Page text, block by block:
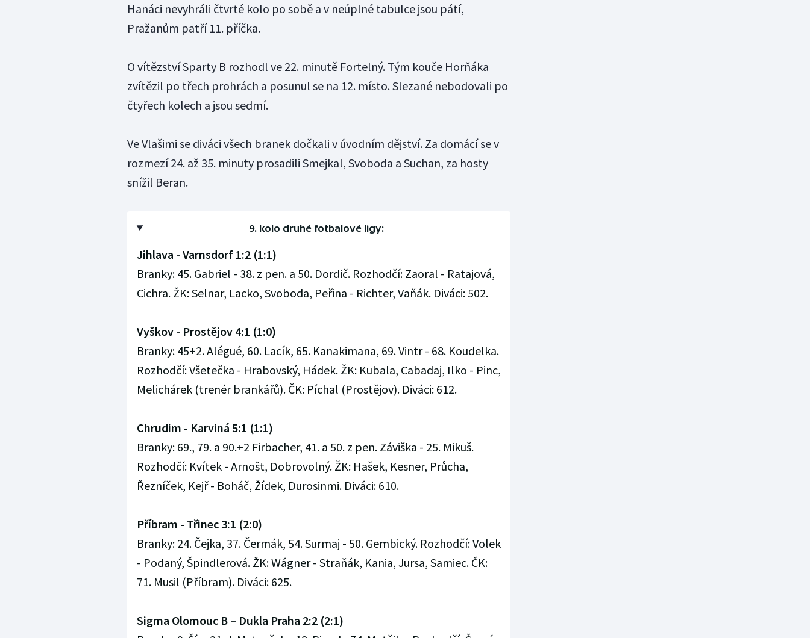
Hanáci nevyhráli čtvrté kolo po sobě a v neúplné tabulce jsou pátí,
Pražanům patří 11. příčka.
O vítězství Sparty B rozhodl ve 22. minutě Fortelný. Tým kouče Horňáka
zvítězil po třech prohrách a posunul se na 12. místo. Slezané nebodovali po
čtyřech kolech a jsou sedmí.
Ve Vlašimi se diváci všech branek dočkali v úvodním dějství. Za domácí se v
rozmezí 24. až 35. minuty prosadili Smejkal, Svoboda a Suchan, za hosty
snížil Beran.
9. kolo druhé fotbalové ligy:
Jihlava - Varnsdorf 1:2 (1:1)
Branky: 45. Gabriel - 38. z pen. a 50. Dordič. Rozhodčí: Zaoral - Ratajová,
Cichra. ŽK: Selnar, Lacko, Svoboda, Peřina - Richter, Vaňák. Diváci: 502.
Vyškov - Prostějov 4:1 (1:0)
Branky: 45+2. Alégué, 60. Lacík, 65. Kanakimana, 69. Vintr - 68. Koudelka.
Rozhodčí: Všetečka - Hrabovský, Hádek. ŽK: Kubala, Cabadaj, Ilko - Pinc,
Melichárek (trenér brankářů). ČK: Píchal (Prostějov). Diváci: 612.
Chrudim - Karviná 5:1 (1:1)
Branky: 69., 79. a 90.+2 Firbacher, 41. a 50. z pen. Záviška - 25. Mikuš.
Rozhodčí: Kvítek - Arnošt, Dobrovolný. ŽK: Hašek, Kesner, Průcha,
Řezníček, Kejř - Boháč, Žídek, Durosinmi. Diváci: 610.
Příbram - Třinec 3:1 (2:0)
Branky: 24. Čejka, 37. Čermák, 54. Surmaj - 50. Gembický. Rozhodčí: Volek
- Podaný, Špindlerová. ŽK: Wágner - Straňák, Kania, Jursa, Samiec. ČK:
71. Musil (Příbram). Diváci: 625.
Sigma Olomouc B – Dukla Praha 2:2 (2:1)